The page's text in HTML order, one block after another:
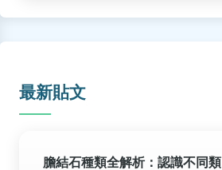
最新貼文
膽結石種類全解析：認識不同類